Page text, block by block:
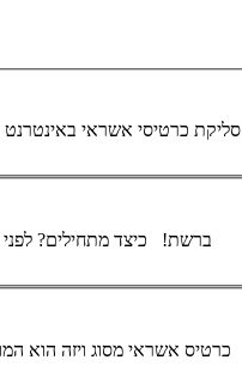
סליקת כרטיסי אשראי
... ברשת! כיצד מתחילים? לפני הכל ותמיד יש לחשוב ולוודא את רמת האבטחה של מערכות הסליקה השונות על כל חלקיה. עליכם לדעת כי אבטחה לא טובה מספיק וזליגת מספרים של
כרטיס אשראי מסוג ויזה הוא